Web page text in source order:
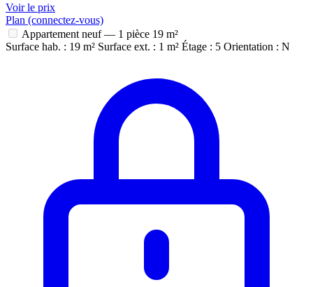
Voir le prix
Plan (connectez-vous)
Appartement neuf — 1 pièce 19 m²
Surface hab. : 19 m² Surface ext. : 1 m² Étage : 5 Orientation : N